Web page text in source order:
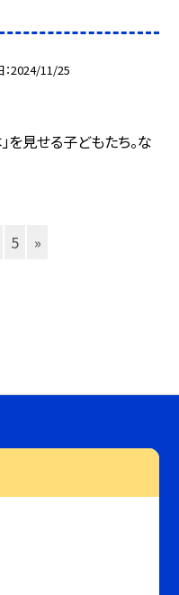
2024/11/25
を見せる子どもたち。な
5 »